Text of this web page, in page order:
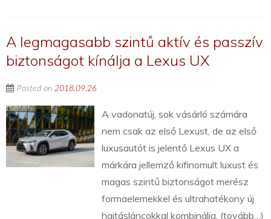
A legmagasabb szintű aktív és passzív
biztonságot kínálja a Lexus UX
Posted on 2018.09.26
A vadonatúj, sok vásárló számára
nem csak az első Lexust, de az első
luxusautót is jelentő Lexus UX a
márkára jellemző kifinomult luxust és
magas szintű biztonságot merész
formaelemekkel és ultrahatékony új
hajtásláncokkal kombinálja. (tovább…)